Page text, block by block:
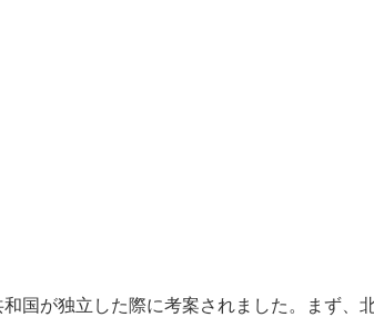
国が独立した際に考案されました。まず、